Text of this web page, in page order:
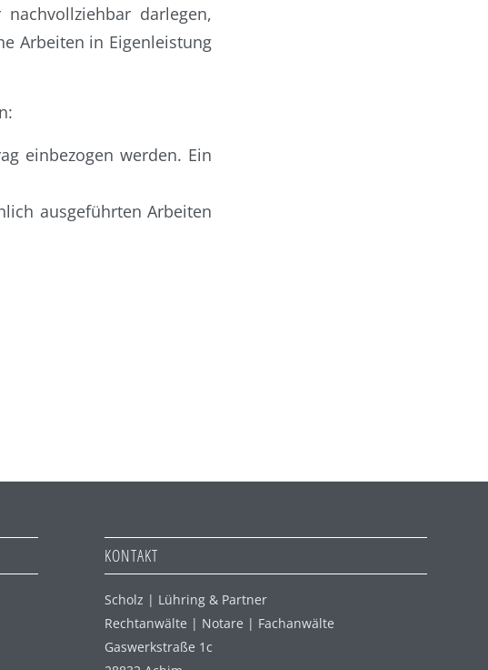
darlegen,
Arbeiten in Eigenleistung
einbezogen werden. Ein
ausgeführten Arbeiten
KONTAKT
Scholz | Lühring & Partner
Rechtanwälte | Notare | Fachanwälte
Gaswerkstraße 1c